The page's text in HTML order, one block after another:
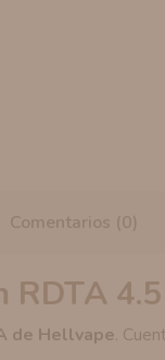
Comentarios (0)
RDTA
de Hellvape.